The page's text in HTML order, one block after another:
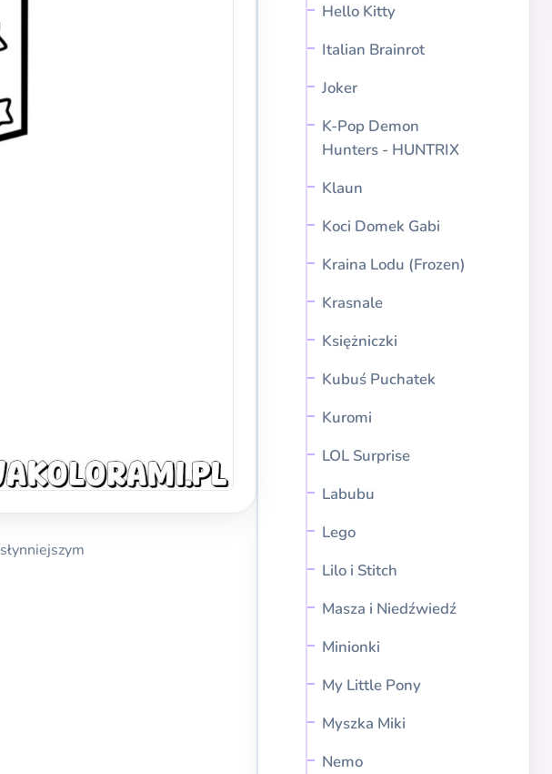
Hello Kitty
Italian Brainrot
Joker
K-Pop Demon
Hunters - HUNTRIX
Klaun
Koci Domek Gabi
Kraina Lodu (Frozen)
Krasnale
Księżniczki
Kubuś Puchatek
Kuromi
LOL Surprise
Labubu
Lego
Lilo i Stitch
Masza i Niedźwiedź
Minionki
My Little Pony
Myszka Miki
Nemo